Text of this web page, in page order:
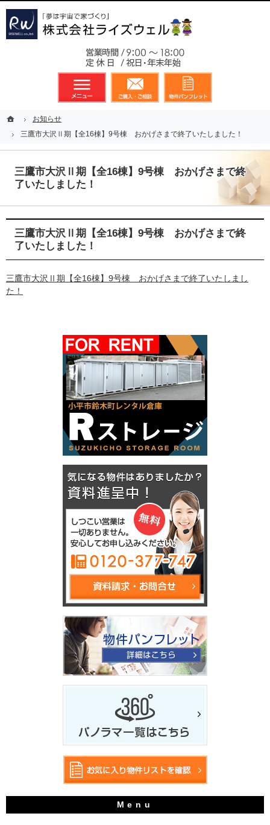
ホームお知らせ
三鷹市大沢Ⅱ期【全16棟】9号棟 おかげさまで終了いたしました！
三鷹市大沢Ⅱ期【全16棟】9号棟 おかげさまで終
了いたしました！
三鷹市大沢Ⅱ期【全16棟】9号棟 おかげさまで終
了いたしました！
三鷹市大沢Ⅱ期【全16棟】9号棟 おかげさまで終了いたしまし
た！
メニュー 資料請求・お問合せ
ホームお知らせ
三鷹市大沢Ⅱ期【全16棟】9号棟 おかげさまで終了いたしました！